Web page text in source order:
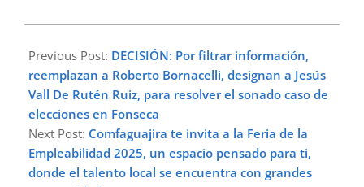
06-
30
Previous Post: DECISIÓN: Por filtrar información,
reemplazan a Roberto Bornacelli, designan a Jesús
Vall De Rutén Ruiz, para resolver el sonado caso de
elecciones en Fonseca
Next Post: Comfaguajira te invita a la Feria de la
Empleabilidad 2025, un espacio pensado para ti,
donde el talento local se encuentra con grandes